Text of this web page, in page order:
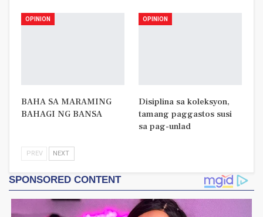
OPINION
BAHA SA MARAMING
BAHAGI NG BANSA
OPINION
Disiplina sa koleksyon,
tamang paggastos susi
sa pag-unlad
PREV NEXT